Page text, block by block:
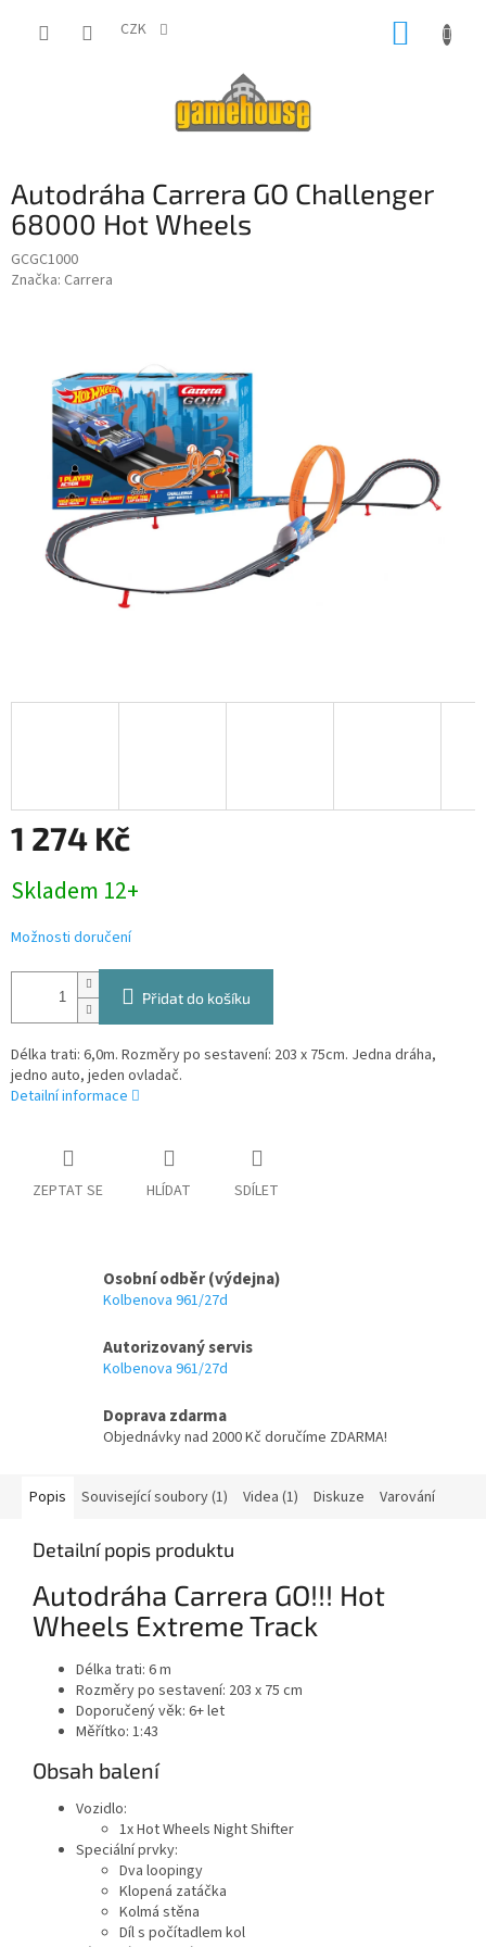
CZK
Autodráha Carrera GO Challenger
68000 Hot Wheels
GCGC1000
Značka: Carrera
1 274 Kč
cena:
Skladem 12+
Možnosti doručení
Přidat do košíku
Délka trati: 6,0m. Rozměry po sestavení: 203 x 75cm. Jedna dráha,
jedno auto, jeden ovladač.
Detailní informace
ZEPTAT SE HLÍDAT SDÍLET
Osobní odběr (výdejna)
Kolbenova 961/27d
Autorizovaný servis
Kolbenova 961/27d
Doprava zdarma
Objednávky nad 2000 Kč doručíme ZDARMA!
Popis Související soubory (1) Videa (1) Diskuze Varování
Detailní popis produktu
Autodráha Carrera GO!!! Hot
Wheels Extreme Track
Délka trati: 6 m
Rozměry po sestavení: 203 x 75 cm
Doporučený věk: 6+ let
Měřítko: 1:43
Obsah balení
Vozidlo:
1x Hot Wheels Night Shifter
Speciální prvky:
Dva loopingy
Klopená zatáčka
Kolmá stěna
Díl s počítadlem kol